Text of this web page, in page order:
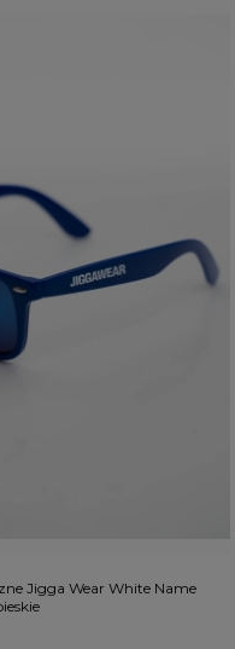
Jigga Wear White Name